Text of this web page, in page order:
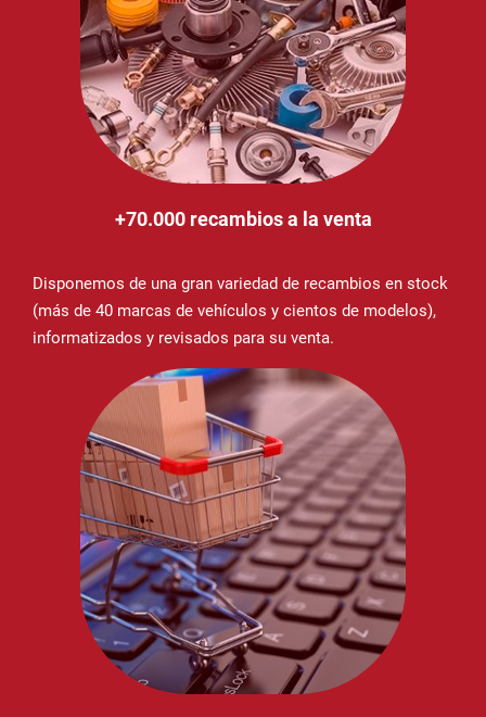
+70.000 recambios a la venta
Disponemos de una gran variedad de recambios en stock
(más de 40 marcas de vehículos y cientos de modelos),
informatizados y revisados para su venta.